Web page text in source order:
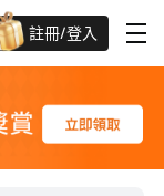
註冊/登入
迎新驚喜賞 股票/BTC等任你揀!